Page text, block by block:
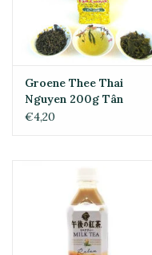
Groene Thee Thai
Nguyen 200g Tân
Cương
€4,20